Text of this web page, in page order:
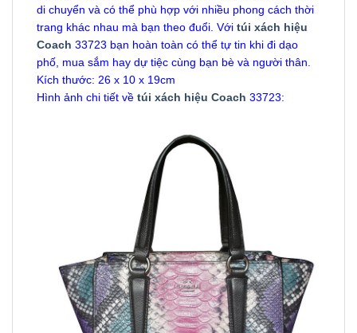
di chuyển và có thể phù hợp với nhiều phong cách thời
trang khác nhau mà bạn theo đuổi. Với túi xách hiệu
Coach 33723 bạn hoàn toàn có thể tự tin khi đi dạo
phố, mua sắm hay dự tiệc cùng bạn bè và người thân.
Kích thước: 26 x 10 x 19cm
Hình ảnh chi tiết về túi xách hiệu Coach 33723: